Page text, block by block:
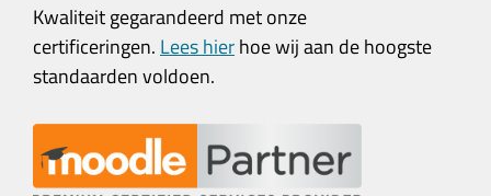
Kwaliteit gegarandeerd met onze
certificeringen. Lees hierhoe wij aan de hoogste
standaarden voldoen.